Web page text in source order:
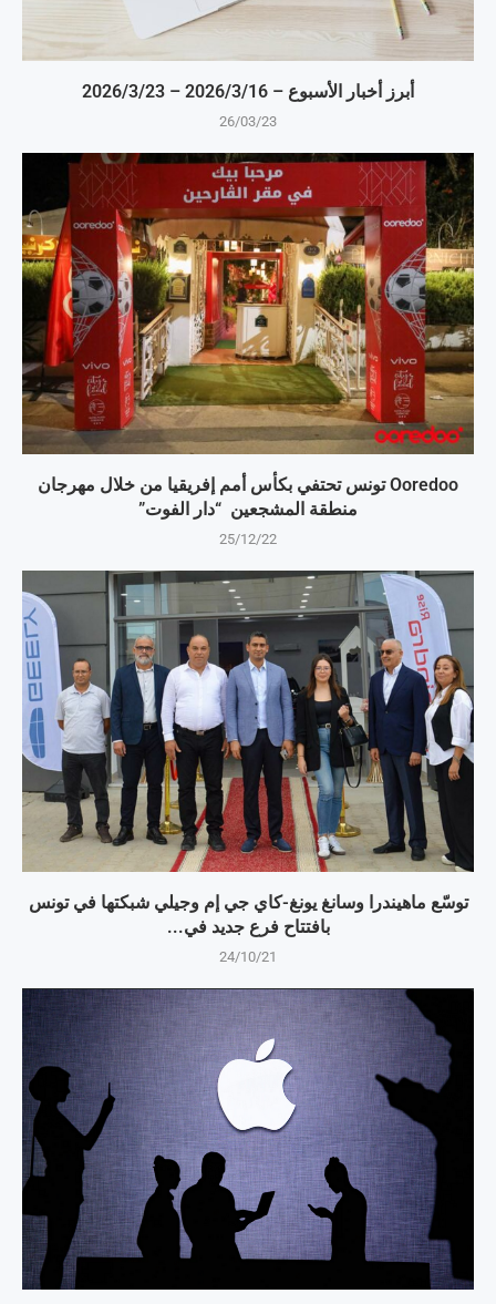
أبرز أخبار الأسبوع – 16‏/3‏/2026 – 23‏/3‏/2026
26/03/23
Ooredoo تونس تحتفي بكأس أمم إفريقيا من خلال مهرجان
منطقة المشجعين “دار الفوت”
25/12/22
توسّع ماهيندرا وسانغ يونغ-كاي جي إم وجيلي شبكتها في تونس
بافتتاح فرع جديد في...
24/10/21